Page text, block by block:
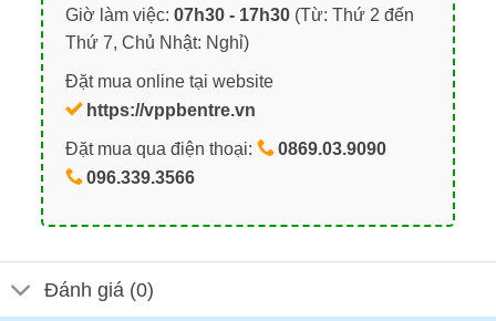
Giờ làm việc: 07h30 - 17h30(Từ: Thứ 2 đến
Thứ 7, Chủ Nhật: Nghỉ)
Đặt mua online tại website
https://vppbentre.vn
Đặt mua qua điện thoại:
0869.03.9090
096.339.3566
Đánh giá (0)